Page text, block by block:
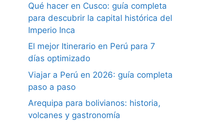
Qué hacer en Cusco: guía completa
para descubrir la capital histórica del
Imperio Inca
El mejor Itinerario en Perú para 7
días optimizado
Viajar a Perú en 2026: guía completa
paso a paso
Arequipa para bolivianos: historia,
volcanes y gastronomía